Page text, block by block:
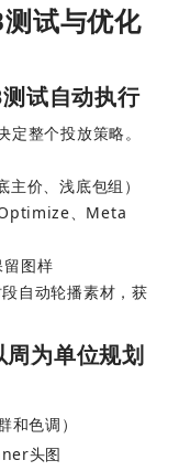
试与优化
试自动执行
定整个投放策略。
主价、浅底包组）
、Meta
留图样
自动轮播素材，获
为单位规划
色调）
头图